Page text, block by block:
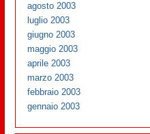
agosto 2003
luglio 2003
giugno 2003
maggio 2003
aprile 2003
marzo 2003
febbraio 2003
gennaio 2003